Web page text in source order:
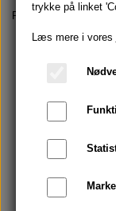
Forside Parfumer
trykke på linket
Læs mere i vores